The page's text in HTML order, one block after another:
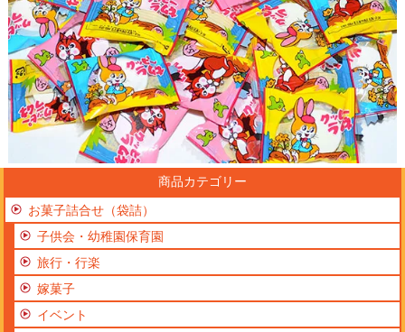
商品カテゴリー
お菓子詰合せ（袋詰）
子供会・幼稚園保育園
旅行・行楽
嫁菓子
イベント